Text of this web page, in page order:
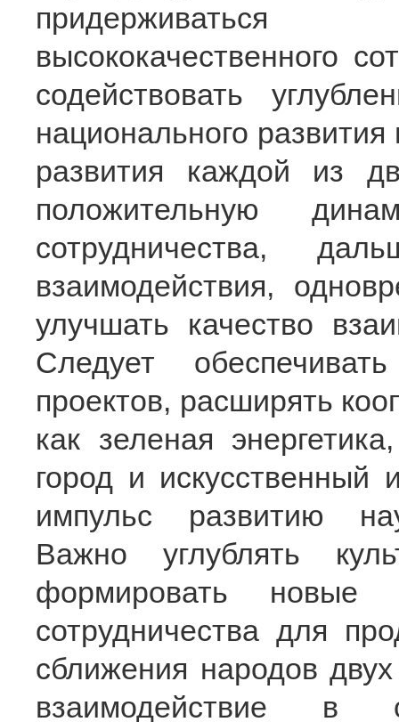
придерживаться
высококачественного
содействовать
национального
развития каждой из
положительную
сотрудничества,
взаимодействия,
улучшать качество
Следует
проектов, расширять
как зеленая
город и искусственный
импульс развитию
Важно углублять
формировать новые
сотрудничества для
сближения народов
взаимодействие в